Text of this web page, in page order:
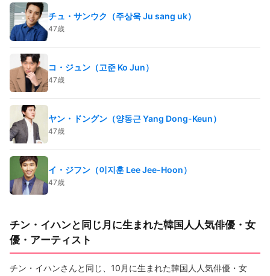
チュ・サンウク（주상욱 Ju sang uk）
47歳
コ・ジュン（고준 Ko Jun）
47歳
ヤン・ドングン（양동근 Yang Dong-Keun）
47歳
イ・ジフン（이지훈 Lee Jee-Hoon）
47歳
チン・イハンと同じ月に生まれた韓国人人気俳優・女
優・アーティスト
チン・イハンさんと同じ、10月に生まれた韓国人人気俳優・女